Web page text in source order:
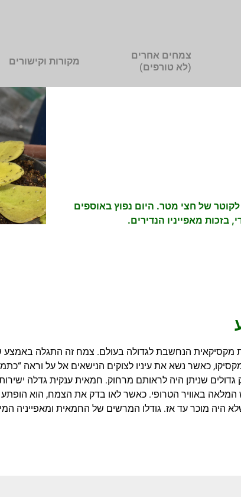
צמחים אחרים
(לא טורפים)
מקורות וקישורים
של חצי מטר. היום נפוץ באוספים
בזכות מאפייניו הנדירים.
מקסיקאית הנחשבת לגדולה בעולם. צמח זה התגלה
כאשר נשא את עיניו לצוקים הנישאים אל על וראה
גדולים שניתן היה לראותם מרחוק. חמאית ענקית גדלה
באוויר הטרופי. כאשר לאו בדק את הצמח, הוא
היה מוכר עד אז. גודלו המרשים של החמאית ומאפייניה